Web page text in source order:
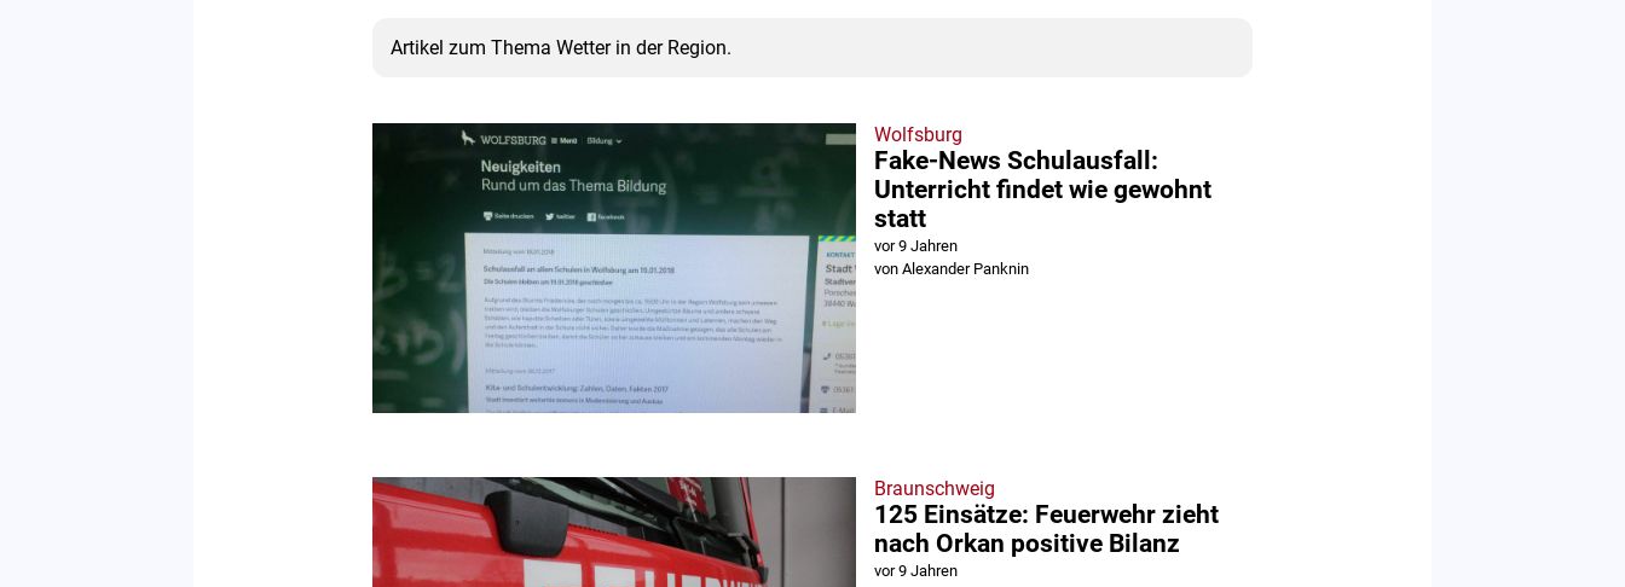
Artikel zum Thema Wetter in der Region.
Wolfsburg
Fake-News Schulausfall:
Unterricht findet wie gewohnt
statt
vor 9 Jahren
von Alexander Panknin
Braunschweig
125 Einsätze: Feuerwehr zieht
nach Orkan positive Bilanz
vor 9 Jahren